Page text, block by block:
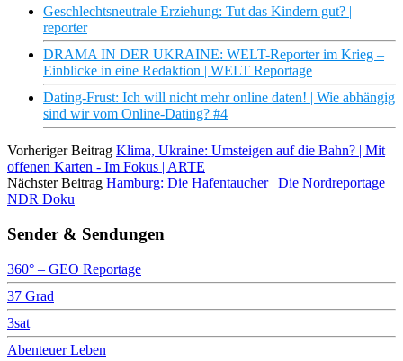
Geschlechtsneutrale Erziehung: Tut das Kindern gut? |
reporter
DRAMA IN DER UKRAINE: WELT-Reporter im Krieg –
Einblicke in eine Redaktion | WELT Reportage
Dating-Frust: Ich will nicht mehr online daten! | Wie abhängig
sind wir vom Online-Dating? #4
Vorheriger Beitrag Klima, Ukraine: Umsteigen auf die Bahn? | Mit
offenen Karten - Im Fokus | ARTE
Nächster Beitrag Hamburg: Die Hafentaucher | Die Nordreportage |
NDR Doku
Sender & Sendungen
360° – GEO Reportage
37 Grad
3sat
Abenteuer Leben